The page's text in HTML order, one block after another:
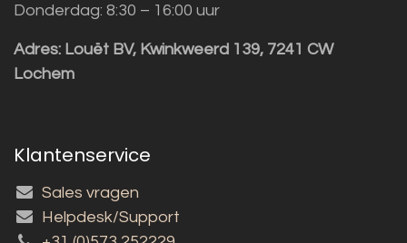
Donderdag: 8:30 – 16:00 uur
Adres: Louët BV, Kwinkweerd 139, 7241 CW
Lochem
Klantenservice
Sales vragen
Helpdesk/Support